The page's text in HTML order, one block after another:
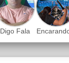
Digo Fala